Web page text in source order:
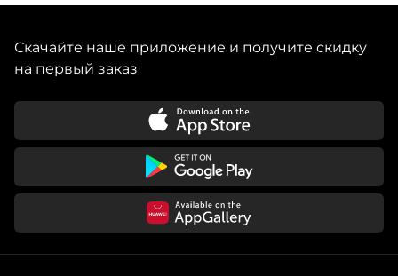
Скачайте наше приложение и получите скидку
на первый заказ